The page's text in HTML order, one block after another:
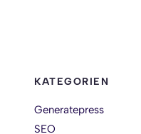
KATEGORIEN
Generatepress
SEO